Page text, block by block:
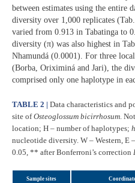
between estimates using the entire
diversity over 1,000 replicates (Tab.
varied from 0.913 in Tabatinga to
diversity (π) was also highest in
Nhamundá (0.0001). For three
(Borba, Oriximiná and Jari), the
comprised only one haplotype in
TABLE 2 | Data characteristics and
site ofOsteoglossum bicirrhosum .
location; H – number of haplotypes; h
nucleotide diversity. W – Western, E
0.05, ** after Bonferroni’s correction
Sample sites